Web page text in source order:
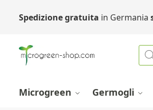
Spedizione gratuita in Germania
Microgreen Germogli